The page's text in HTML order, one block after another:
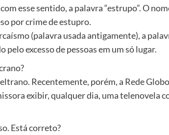
esse sentido, a palavra “estrupo”. O
por crime de estupro.
(palavra usada antigamente), a
excesso de pessoas em um só lugar.
Recentemente, porém, a Rede
exibir, qualquer dia, uma telenovela
Está correto?